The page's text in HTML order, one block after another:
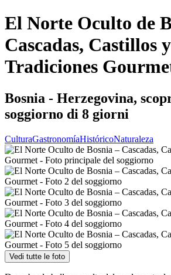
El Norte Oculto de
Cascadas, Castillos y
Tradiciones
Bosnia - Herzegovina,
soggiorno di 8 giorni
CulturaGastronomíaHistóricoNaturaleza
Vedi tutte le foto